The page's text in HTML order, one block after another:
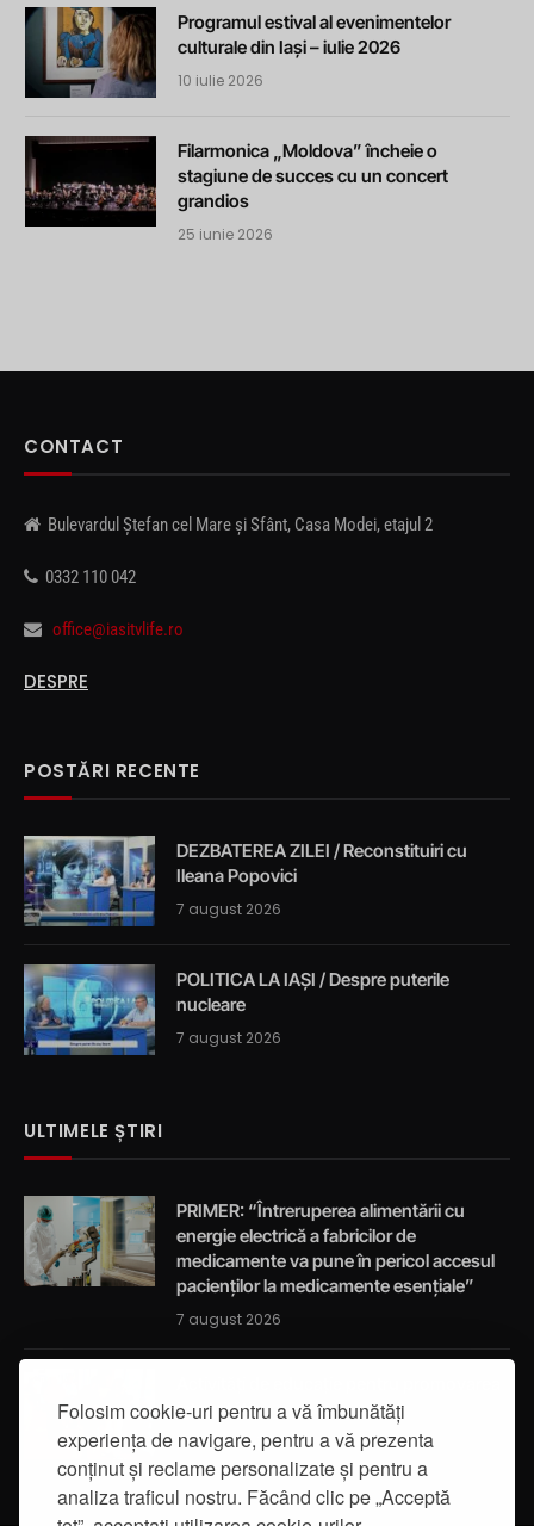
Folosim cookie-uri pentru a vă îmbunătăți
experiența de navigare, pentru a vă prezenta
conținut și reclame personalizate și pentru a
analiza traficul nostru. Făcând clic pe „Acceptă
Programul estival al evenimentelor
culturale din Iași – iulie 2026
10 iulie 2026
Filarmonica „Moldova” încheie o
stagiune de succes cu un concert
grandios
25 iunie 2026
CONTACT
Bulevardul Ștefan cel Mare și Sfânt, Casa Modei, etajul 2
0332 110 042
office@iasitvlife.ro
DESPRE
POSTĂRI RECENTE
DEZBATEREA ZILEI / Reconstituiri cu
Ileana Popovici
7 august 2026
POLITICA LA IAȘI / Despre puterile
nucleare
7 august 2026
ULTIMELE ȘTIRI
PRIMER: “Întreruperea alimentării cu
energie electrică a fabricilor de
medicamente va pune în pericol accesul
pacienților la medicamente esențiale”
7 august 2026
integrității
7 august 2026